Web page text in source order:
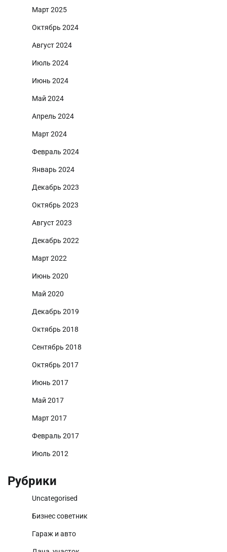
Март 2025
Октябрь 2024
Август 2024
Июль 2024
Июнь 2024
Май 2024
Апрель 2024
Март 2024
Февраль 2024
Январь 2024
Декабрь 2023
Октябрь 2023
Август 2023
Декабрь 2022
Март 2022
Июнь 2020
Май 2020
Декабрь 2019
Октябрь 2018
Сентябрь 2018
Октябрь 2017
Июнь 2017
Май 2017
Март 2017
Февраль 2017
Июль 2012
Рубрики
Uncategorised
Бизнес советник
Гараж и авто